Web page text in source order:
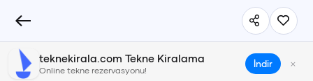
teknekirala.com Tekne Kiralama
Online tekne rezervasyonu!
İndir ×